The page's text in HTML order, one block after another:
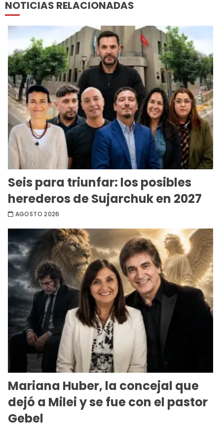
NOTICIAS RELACIONADAS
Seis para triunfar: los posibles
herederos de Sujarchuk en 2027
AGOSTO 2026
Mariana Huber, la concejal que
dejó a Milei y se fue con el pastor
Gebel